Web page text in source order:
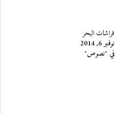
فراشات البحر
نوفمبر 6, 2014
في "نصوص"